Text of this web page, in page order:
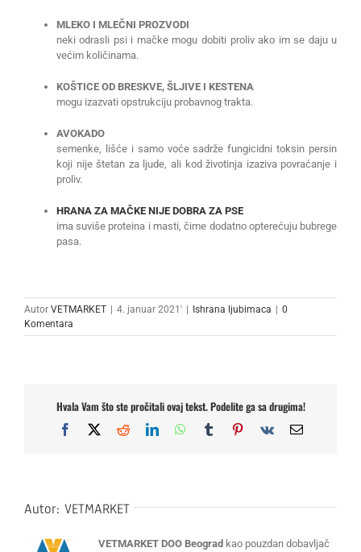
MLEKO I MLEČNI PROZVODI
neki odrasli psi i mačke mogu dobiti proliv ako im se daju u
većim količinama.
KOŠTICE OD BRESKVE, ŠLJIVE I KESTENA
mogu izazvati opstrukciju probavnog trakta.
AVOKADO
semenke, lišće i samo voće sadrže fungicidni toksin persin
koji nije štetan za ljude, ali kod životinja izaziva povraćanje i
proliv.
HRANA ZA MAČKE NIJE DOBRA ZA PSE
ima suviše proteina i masti, čime dodatno opterećuju bubrege
pasa.
Autor VETMARKET 4. januar 2021' Ishrana ljubimaca
0
Komentara
Hvala Vam što ste pročitali ovaj tekst. Podelite ga sa drugima!
Facebook
X RedditLinkedInWhatsApp
TumblrPinterest
Vk Email
Autor: VETMARKET
VETMARKET DOO Beograd kao pouzdan dobavljač